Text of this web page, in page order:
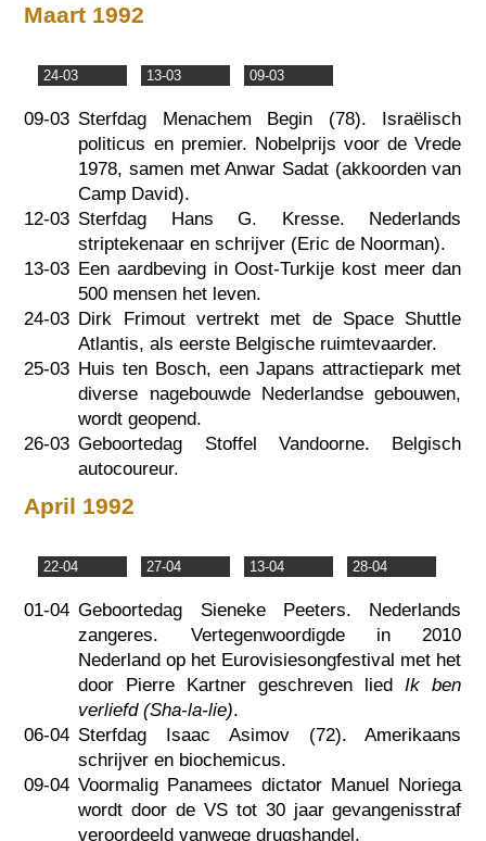
Maart 1992
24-03 13-03 09-03
09-03 Sterfdag Menachem Begin (78). Israëlisch
politicus en premier. Nobelprijs voor de Vrede
1978, samen met Anwar Sadat (akkoorden van
Camp David).
12-03 Sterfdag Hans G. Kresse. Nederlands
striptekenaar en schrijver (Eric de Noorman).
13-03 Een aardbeving in Oost-Turkije kost meer dan
500 mensen het leven.
24-03 Dirk Frimout vertrekt met de Space Shuttle
Atlantis, als eerste Belgische ruimtevaarder.
25-03 Huis ten Bosch, een Japans attractiepark met
diverse nagebouwde Nederlandse gebouwen,
wordt geopend.
26-03 Geboortedag Stoffel Vandoorne. Belgisch
autocoureur.
April 1992
22-04 27-04 13-04 28-04
01-04 Geboortedag Sieneke Peeters. Nederlands
zangeres. Vertegenwoordigde in 2010
Nederland op het Eurovisiesongfestival met het
door Pierre Kartner geschreven liedIk ben
verliefd (Sha-la-lie).
06-04 Sterfdag Isaac Asimov (72). Amerikaans
schrijver en biochemicus.
09-04 Voormalig Panamees dictator Manuel Noriega
wordt door de VS tot 30 jaar gevangenisstraf
veroordeeld vanwege drugshandel.